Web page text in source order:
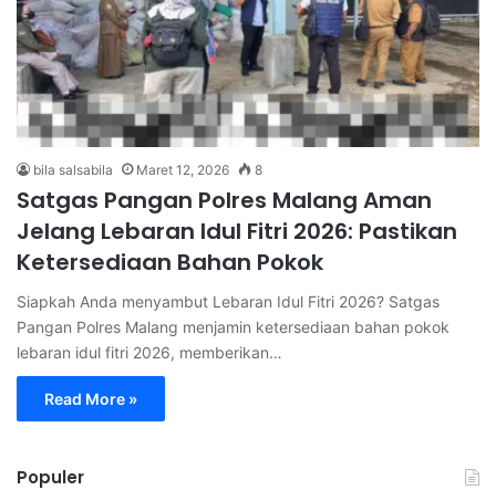
bila salsabila Maret 12, 2026 8
Satgas Pangan Polres Malang Aman
Jelang Lebaran Idul Fitri 2026: Pastikan
Ketersediaan Bahan Pokok
Siapkah Anda menyambut Lebaran Idul Fitri 2026? Satgas
Pangan Polres Malang menjamin ketersediaan bahan pokok
lebaran idul fitri 2026, memberikan…
Read More »
Populer